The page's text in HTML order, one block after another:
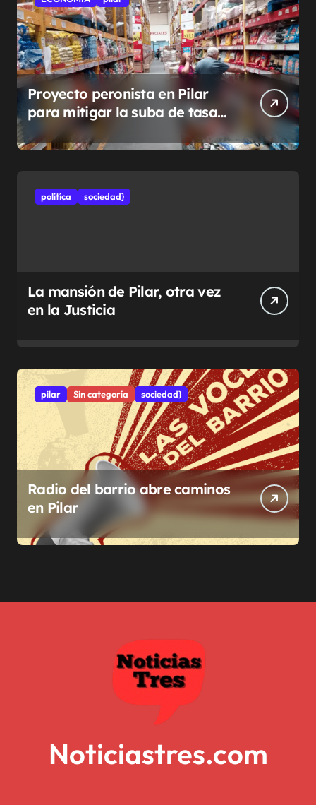
Proyecto peronista en Pilar
para mitigar la suba de tasas
municipales
politíca sociedad}
La mansión de Pilar, otra vez
en la Justicia
pilar Sin categoría sociedad}
Radio del barrio abre caminos
en Pilar
Noticiastres.com